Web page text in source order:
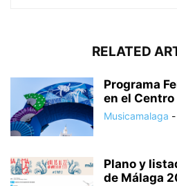
RELATED
Programa
en el
Musicamalaga -
Plano y
de Málaga